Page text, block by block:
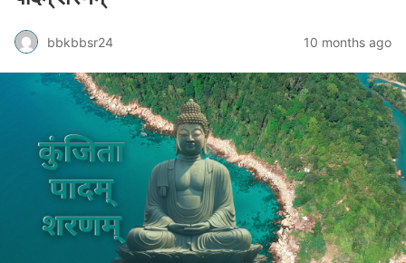
bbkbbsr24 10 months ago